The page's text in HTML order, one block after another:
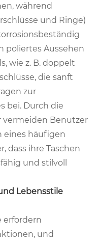
während
und Ringe)
poliertes Aussehen
wie z. B. doppelt
die sanft
zur
bei. Durch die
vermeiden Benutzer
eines häufigen
dass ihre Taschen
und stilvoll
Lebensstile
erfordern
und